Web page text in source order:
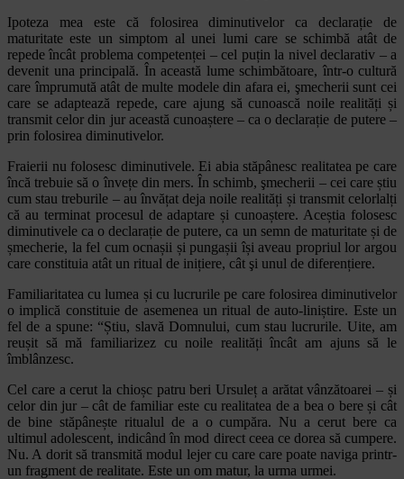
Ipoteza mea este că folosirea diminutivelor ca declarație de
maturitate este un simptom al unei lumi care se schimbă atât de
repede încât problema competenței – cel puțin la nivel declarativ – a
devenit una principală. În această lume schimbătoare, într-o cultură
care împrumută atât de multe modele din afara ei, şmecherii sunt cei
care se adaptează repede, care ajung să cunoască noile realități și
transmit celor din jur această cunoaștere – ca o declarație de putere –
prin folosirea diminutivelor.
Fraierii nu folosesc diminutivele. Ei abia stăpânesc realitatea pe care
încă trebuie să o învețe din mers. În schimb, şmecherii – cei care știu
cum stau treburile – au învățat deja noile realități și transmit celorlalți
că au terminat procesul de adaptare și cunoaștere. Aceștia folosesc
diminutivele ca o declarație de putere, ca un semn de maturitate și de
șmecherie, la fel cum ocnașii și pungașii își aveau propriul lor argou
care constituia atât un ritual de inițiere, cât şi unul de diferențiere.
Familiaritatea cu lumea și cu lucrurile pe care folosirea diminutivelor
o implică constituie de asemenea un ritual de auto-liniștire. Este un
fel de a spune: “Știu, slavă Domnului, cum stau lucrurile. Uite, am
reușit să mă familiarizez cu noile realități încât am ajuns să le
îmblânzesc.
Cel care a cerut la chioșc patru beri Ursuleț a arătat vânzătoarei – și
celor din jur – cât de familiar este cu realitatea de a bea o bere și cât
de bine stăpânește ritualul de a o cumpăra. Nu a cerut bere ca
ultimul adolescent, indicând în mod direct ceea ce dorea să cumpere.
Nu. A dorit să transmită modul lejer cu care care poate naviga printr-
un fragment de realitate. Este un om matur, la urma urmei.